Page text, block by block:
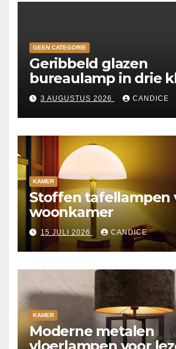
GEEN CATEGORIE
Geribbeld glazen
bureaulamp in drie
3 AUGUSTUS 2026 CANDICE
KAMER
Stoffen tafellampen
woonkamer
15 JULI 2026 CANDICE
KAMER
Moderne metalen
vloerlampen voor